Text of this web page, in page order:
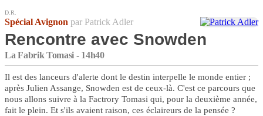
D.R.
Spécial Avignon par Patrick Adler
Rencontre avec Snowden
La Fabrik Tomasi - 14h40
Il est des lanceurs d'alerte dont le destin interpelle le monde entier ;
après Julien Assange, Snowden est de ceux-là. C'est ce parcours que
nous allons suivre à la Factrory Tomasi qui, pour la deuxième année,
fait le plein. Et s'ils avaient raison, ces éclaireurs de la pensée ?